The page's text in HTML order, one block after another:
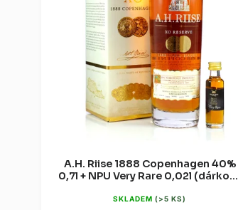
A.H. Riise 1888 Copenhagen 40%
0,7l + NPU Very Rare 0,02l (dárková
SKLADEM(>5 KS)